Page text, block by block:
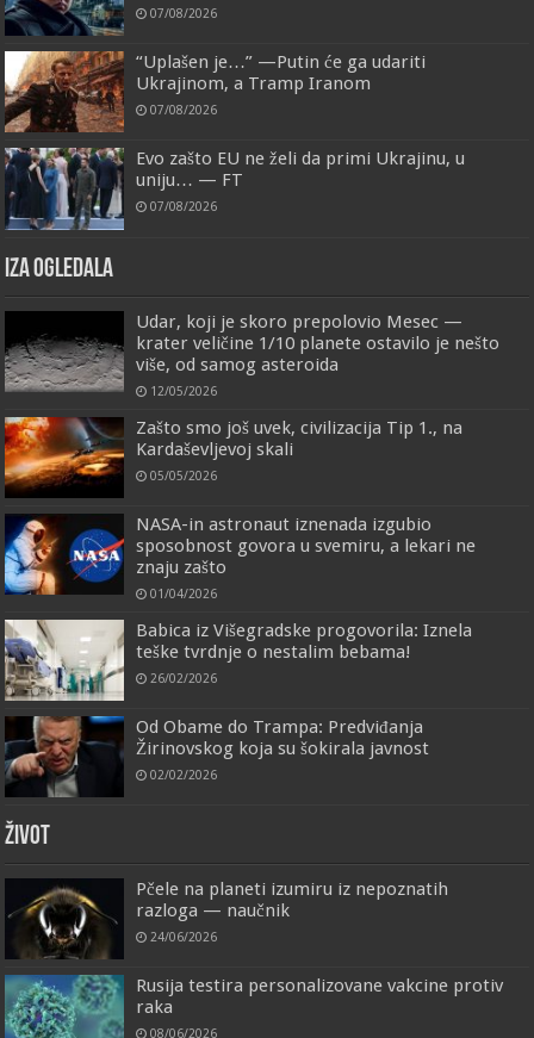
07/08/2026
“Uplašen je…” —Putin će ga udariti
Ukrajinom, a Tramp Iranom
07/08/2026
Evo zašto EU ne želi da primi Ukrajinu, u
uniju… — FT
07/08/2026
IZA OGLEDALA
Udar, koji je skoro prepolovio Mesec —
krater veličine 1/10 planete ostavilo je nešto
više, od samog asteroida
12/05/2026
Zašto smo još uvek, civilizacija Tip 1., na
Kardaševljevoj skali
05/05/2026
NASA-in astronaut iznenada izgubio
sposobnost govora u svemiru, a lekari ne
znaju zašto
01/04/2026
Babica iz Višegradske progovorila: Iznela
teške tvrdnje o nestalim bebama!
26/02/2026
Od Obame do Trampa: Predviđanja
Žirinovskog koja su šokirala javnost
02/02/2026
ŽIVOT
Pčele na planeti izumiru iz nepoznatih
razloga — naučnik
24/06/2026
Rusija testira personalizovane vakcine protiv
raka
08/06/2026